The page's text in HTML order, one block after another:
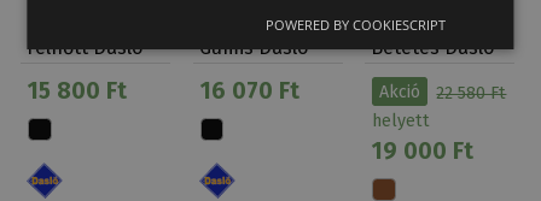
Felnőtt Daslö
15 800 Ft
Chaps Gyerek
Gumis Daslö
16 070 Ft
Chaps Gumis
Betétes Daslö
Extra Bőr
Akció
22 580 Ft
helyett
19 000 Ft
POWERED BY COOKIESCRIPT